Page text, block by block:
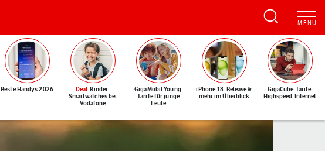
Beste Handys 2026 Deal: Kinder-
Smartwatches bei
Vodafone
GigaMobil Young:
Tarife für junge
Leute
iPhone 18: Release &
mehr im Überblick
GigaCube-Tarife:
Highspeed-Internet